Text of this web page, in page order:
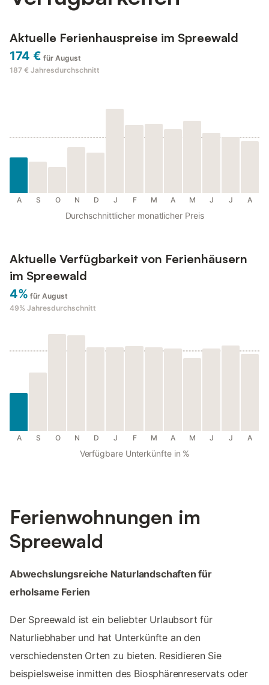
Aktuelle Ferienhauspreise im Spreewald
174 € für August
187 € Jahresdurchschnitt
A S O N D J F M A M J J A
Durchschnittlicher monatlicher Preis
Aktuelle Verfügbarkeit von Ferienhäusern
im Spreewald
4% für August
49% Jahresdurchschnitt
A S O N D J F M A M J J A
Verfügbare Unterkünfte in %
Ferienwohnungen im
Spreewald
Abwechslungsreiche Naturlandschaften für
erholsame Ferien
Der Spreewald ist ein beliebter Urlaubsort für
Naturliebhaber und hat Unterkünfte an den
verschiedensten Orten zu bieten. Residieren Sie
beispielsweise inmitten des Biosphärenreservats oder